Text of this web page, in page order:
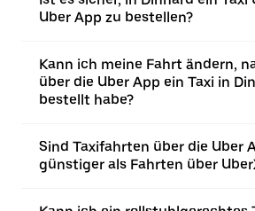
Uber App zu bestellen?
Kann ich meine Fahrt ändern,
über die Uber App ein Taxi in
bestellt habe?
Sind Taxifahrten über die Uber
günstiger als Fahrten über